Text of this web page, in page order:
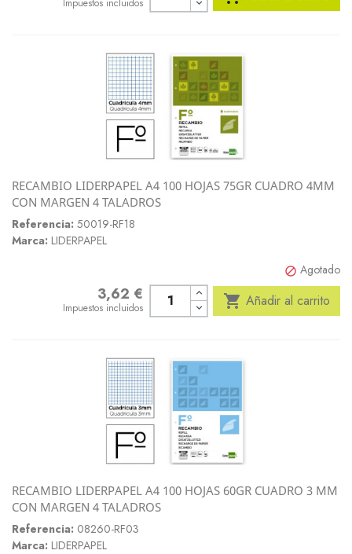
Impuestos incluidos
RECAMBIO LIDERPAPEL A4 100 HOJAS 75GR CUADRO 4MM
CON MARGEN 4 TALADROS
Referencia: 50019-RF18
Marca: LIDERPAPEL
 Agotado
3,62 €
Impuestos incluidos  Añadir al carrito
RECAMBIO LIDERPAPEL A4 100 HOJAS 60GR CUADRO 3 MM
CON MARGEN 4 TALADROS
Referencia: 08260-RF03
Marca: LIDERPAPEL